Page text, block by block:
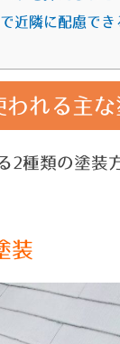
近隣に配慮でき
われる主
2種類の塗装
装